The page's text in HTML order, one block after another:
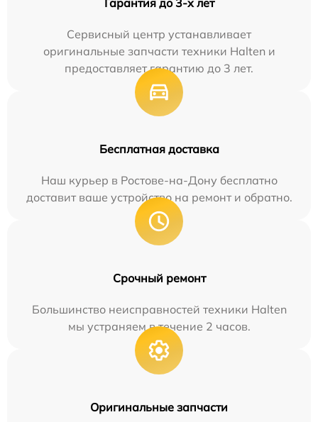
Гарантия до 3-х лет
Сервисный центр устанавливает
оригинальные запчасти техники Halten и
предоставляет гарантию до 3 лет.
Бесплатная доставка
Наш курьер в Ростове-на-Дону бесплатно
доставит ваше устройство на ремонт и обратно.
Срочный ремонт
Большинство неисправностей техники Halten
мы устраняем в течение 2 часов.
Оригинальные запчасти